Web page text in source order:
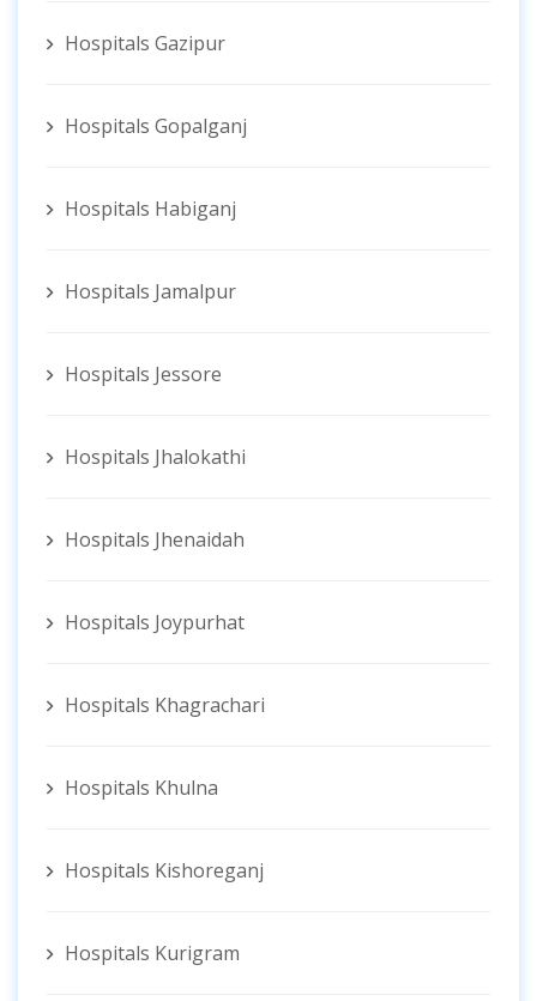
Hospitals Gazipur
Hospitals Gopalganj
Hospitals Habiganj
Hospitals Jamalpur
Hospitals Jessore
Hospitals Jhalokathi
Hospitals Jhenaidah
Hospitals Joypurhat
Hospitals Khagrachari
Hospitals Khulna
Hospitals Kishoreganj
Hospitals Kurigram